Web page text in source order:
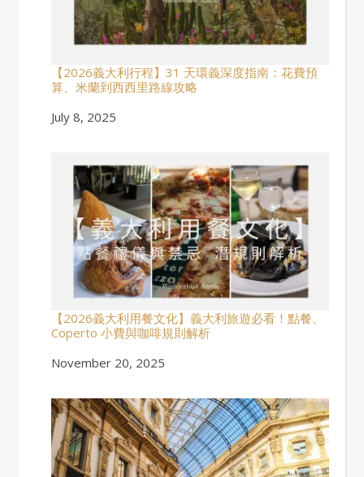
【2026義大利行程】31 天環義深度指南：花費預
算、米蘭到西西里路線攻略
Date
July 8, 2025
【2026義大利用餐文化】義大利旅遊必看！點餐、
Coperto 小費與咖啡規則解析
Date
November 20, 2025